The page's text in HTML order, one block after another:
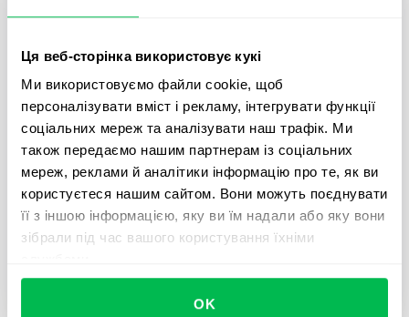
Ця веб-сторінка використовує кукі
Ми використовуємо файли cookie, щоб
персоналізувати вміст і рекламу, інтегрувати функції
соціальних мереж та аналізувати наш трафік. Ми
також передаємо нашим партнерам із соціальних
мереж, реклами й аналітики інформацію про те, як ви
користуєтеся нашим сайтом. Вони можуть поєднувати
її з іншою інформацією, яку ви їм надали або яку вони
зібрали під час вашого користування їхніми
OK
Підписуйте документи з QES в
PeopleForce завдяки новій інтеграції
Autenti – гайд
Для всіх клієнтів, які використовують
електронний підпис і хочуть прискорити і
спростити документообіг за допомогою
нашим гайдом.